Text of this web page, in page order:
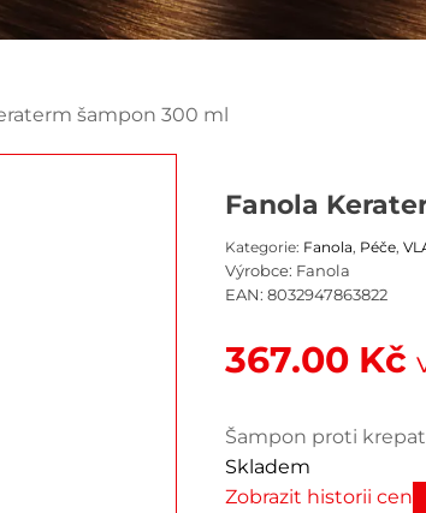
šampon 300 ml
Fanola
Kategorie: Fanola Péče
Výrobce: Fanola
EAN: 8032947863822
367.00 Kč
Šampon proti
Skladem
Zobrazit historii cen